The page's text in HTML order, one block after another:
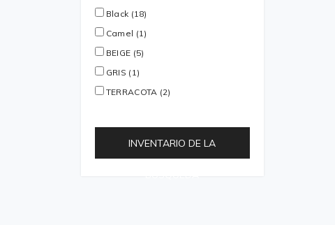
Black (18)
Camel (1)
BEIGE (5)
GRIS (1)
TERRACOTA (2)
INVENTARIO DE LA